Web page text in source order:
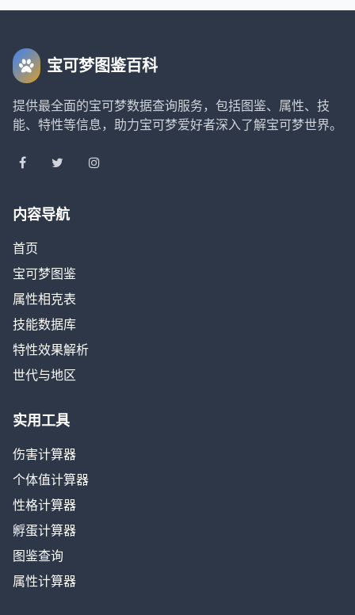
宝可梦图鉴百科
提供最全面的宝可梦数据查询服务，包括图鉴、属性、技
能、特性等信息，助力宝可梦爱好者深入了解宝可梦世界。
内容导航
首页
宝可梦图鉴
属性相克表
技能数据库
特性效果解析
世代与地区
实用工具
伤害计算器
个体值计算器
性格计算器
孵蛋计算器
图鉴查询
属性计算器